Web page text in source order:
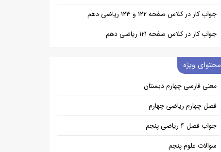
جواب کار در کلاس صفحه ۱۲۲ و ۱۲۳ ریاضی دهم
جواب کار در کلاس صفحه ۱۲۱ ریاضی دهم
محتوای ویژه
معنی فارسی چهارم دبستان
فصل چهارم ریاضی چهارم
جواب فصل ۴ ریاضی پنجم
سوالات علوم پنجم